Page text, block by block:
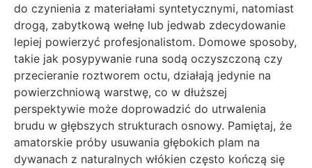
do czynienia z materiałami syntetycznymi, natomiast
drogą, zabytkową wełnę lub jedwab zdecydowanie
lepiej powierzyć profesjonalistom. Domowe sposoby,
takie jak posypywanie runa sodą oczyszczoną czy
przecieranie roztworem octu, działają jedynie na
powierzchniową warstwę, co w dłuższej
perspektywie może doprowadzić do utrwalenia
brudu w głębszych strukturach osnowy. Pamiętaj, że
amatorskie próby usuwania głębokich plam na
dywanach z naturalnych włókien często kończą się